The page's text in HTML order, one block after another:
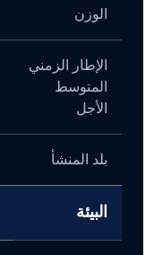
الوزن
الإطار الزمني
المتوسط
الأجل
بلد المنشأ
البيئة